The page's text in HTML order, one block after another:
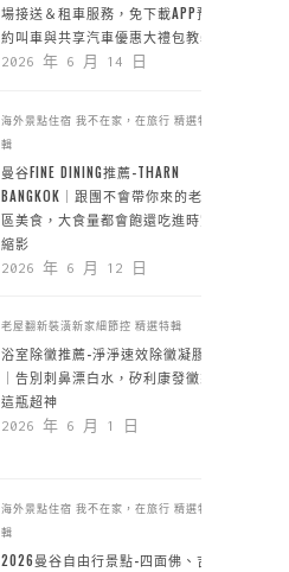
場接送＆租車服務，免下載APP預
約叫車與共享汽車優惠大禮包教學
2026 年 6 月 14 日
海外景點住宿 我不在家，在旅行 精選特
輯
曼谷FINE DINING推薦-THARN
BANGKOK｜跟團不會帶你來的老城
區美食，大食量都會飽還吃進時空
縮影
2026 年 6 月 12 日
老屋翻新裝潢新家細節控 精選特輯
浴室除黴推薦-淨淨速效除黴凝膠
｜告別刺鼻漂白水，矽利康發黴靠
這瓶超神
2026 年 6 月 1 日
海外景點住宿 我不在家，在旅行 精選特
輯
2026曼谷自由行景點-四面佛、吉